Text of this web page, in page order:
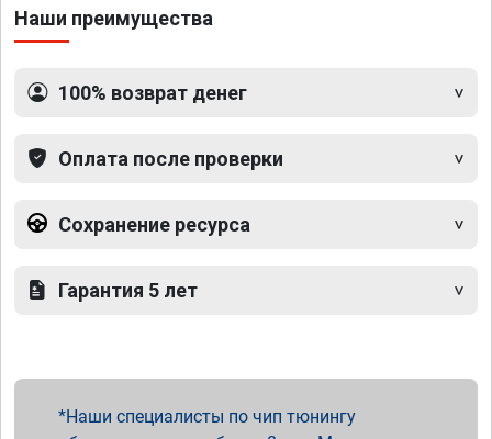
Наши преимущества
100% возврат денег
Оплата после проверки
Сохранение ресурса
Гарантия 5 лет
Наши специалисты по чип тюнингу